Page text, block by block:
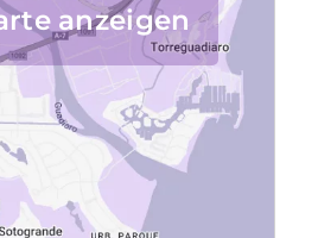
anzeigen